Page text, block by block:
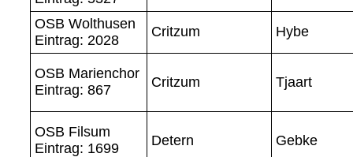
OSB Wolthusen
Eintrag: 2028
Critzum Hybe
OSB Marienchor
Eintrag: 867
Critzum Tjaart
OSB Filsum
Eintrag: 1699
Detern Gebke